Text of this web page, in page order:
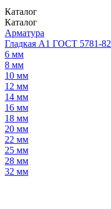
Каталог
Каталог
Арматура
Гладкая А1 ГОСТ 5781-82
6 мм
8 мм
10 мм
12 мм
14 мм
16 мм
18 мм
20 мм
22 мм
25 мм
28 мм
32 мм